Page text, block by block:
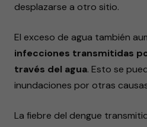
desplazarse a otro sitio.
El exceso de agua también
infecciones transmitidas
través del agua. Esto se
inundaciones por otras
La fiebre del dengue